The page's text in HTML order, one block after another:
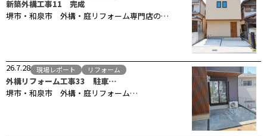
新築外構工事11 完成
堺市・和泉市 外構・庭リフォーム専門店の…
26.7.28 現場レポート リフォーム
外構リフォーム工事33 駐車…
堺市・和泉市 外構・庭リフォーム…